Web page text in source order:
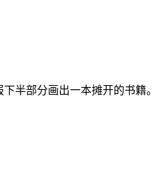
半部分画出一本摊开的书籍